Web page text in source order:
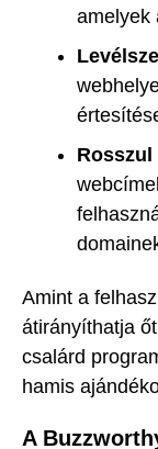
amelyek
Rosszul
Amint a
átirányíthatja
csalárd
hamis
A